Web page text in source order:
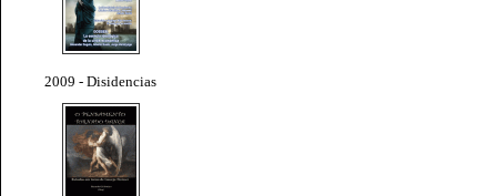
2009 - Disidencias